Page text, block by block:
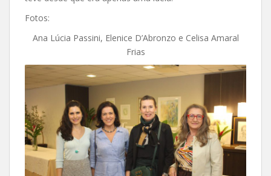
Fotos:
Ana Lúcia Passini, Elenice D’Abronzo e Celisa Amaral
Frias